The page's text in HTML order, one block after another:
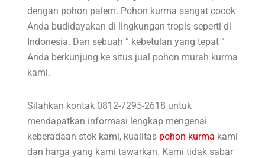
dengan pohon palem. Pohon kurma sangat cocok
Anda budidayakan di lingkungan tropis seperti di
Indonesia. Dan sebuah ” kebetulan yang tepat ”
Anda berkunjung ke situs jual pohon murah kurma
kami.
Silahkan kontak 0812-7295-2618 untuk
mendapatkan informasi lengkap mengenai
keberadaan stok kami, kualitas pohon kurma kami
dan harga yang kami tawarkan. Kami tidak sabar